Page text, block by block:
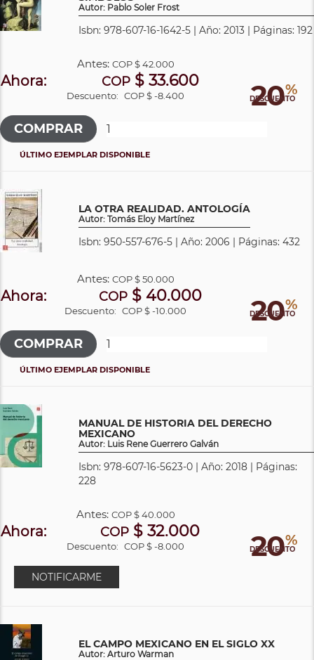
Autor: Pablo Soler Frost
Isbn: 978-607-16-1642-5 | Año: 2013 | Páginas: 192
20%
DESCUENTO
Antes: COP$ 42.000
Ahora: COP$ 33.600
Descuento: COP $ -8.400
ÚLTIMO EJEMPLAR DISPONIBLE
LA OTRA REALIDAD. ANTOLOGÍA
Autor: Tomás Eloy Martínez
Isbn: 950-557-676-5 | Año: 2006 | Páginas: 432
20%
DESCUENTO
Antes: COP$ 50.000
Ahora: COP$ 40.000
Descuento: COP $ -10.000
ÚLTIMO EJEMPLAR DISPONIBLE
MANUAL DE HISTORIA DEL DERECHO
MEXICANO
Autor: Luis Rene Guerrero Galván
Isbn: 978-607-16-5623-0 | Año: 2018 | Páginas:
228
20%
DESCUENTO
Antes: COP$ 40.000
Ahora: COP $ 32.000
Descuento: COP $ -8.000
NOTIFICARME
EL CAMPO MEXICANO EN EL SIGLO XX
Autor: Arturo Warman